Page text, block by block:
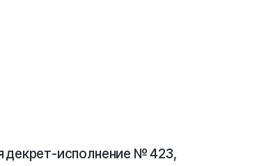
декрет-исполнение № 423,